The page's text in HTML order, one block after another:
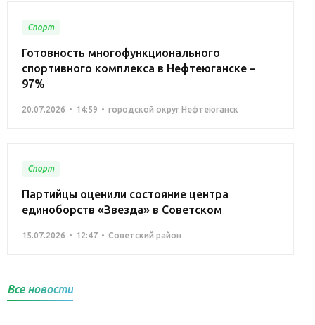
Спорт
Готовность многофункционального
спортивного комплекса в Нефтеюганске –
97%
20.07.2026 14:59 городской округ Нефтеюганск
Спорт
Партийцы оценили состояние центра
единоборств «Звезда» в Советском
15.07.2026 12:47 Советский район
Все новости